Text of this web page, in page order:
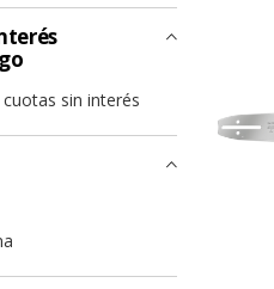
cuotas sin interés